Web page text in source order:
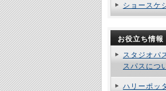
ショースケ
お役立ち情報
スタジオパ
スパスにつ
ハリーポッ